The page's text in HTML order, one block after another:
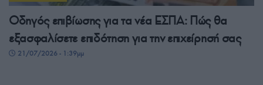
Οδηγός επιβίωσης για τα νέα ΕΣΠΑ: Πώς θα
εξασφαλίσετε επιδότηση για την επιχείρησή σας
21/07/2026 - 1:39μμ